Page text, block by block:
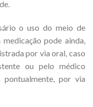
o uso do meio de
pode ainda,
por via oral, caso
ou pelo médico
por via